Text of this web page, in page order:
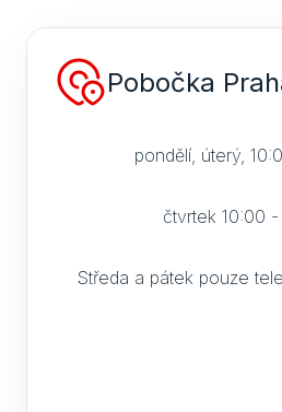
Pobočka
pondělí, úterý,
čtvrtek 10:00 -
Středa a pátek pouze